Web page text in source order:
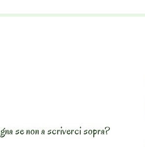
se non a scriverci sopra?